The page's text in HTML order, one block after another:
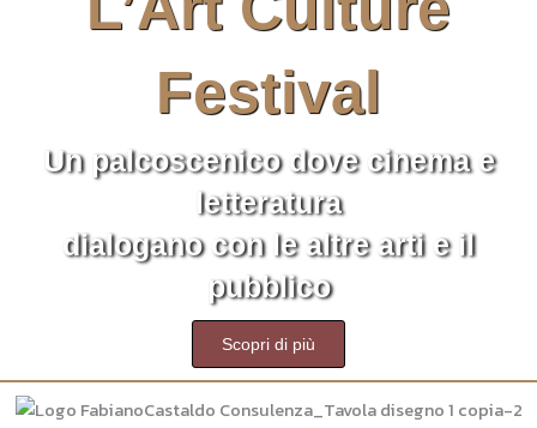
Festival
Un palcoscenico dove cinema e
letteratura
dialogano con le altre arti e il
pubblico
Scopri di più